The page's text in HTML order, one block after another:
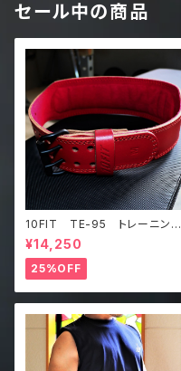
セール中の商品
10FIT TE-95 トレーニング
ベルト リフティングベルト パ
ワーベルト レザー ワインレ
ッド lifting belt power b
elt
¥14,250
25%OFF